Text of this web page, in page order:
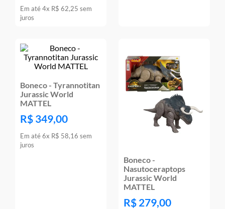
Em até4x R$ 62,25 sem
juros
Boneco - Tyrannotitan
Jurassic World
MATTEL
R$ 349,00
Em até6x R$ 58,16 sem
juros
Boneco -
Nasutoceraptops
Jurassic World
MATTEL
R$ 279,00